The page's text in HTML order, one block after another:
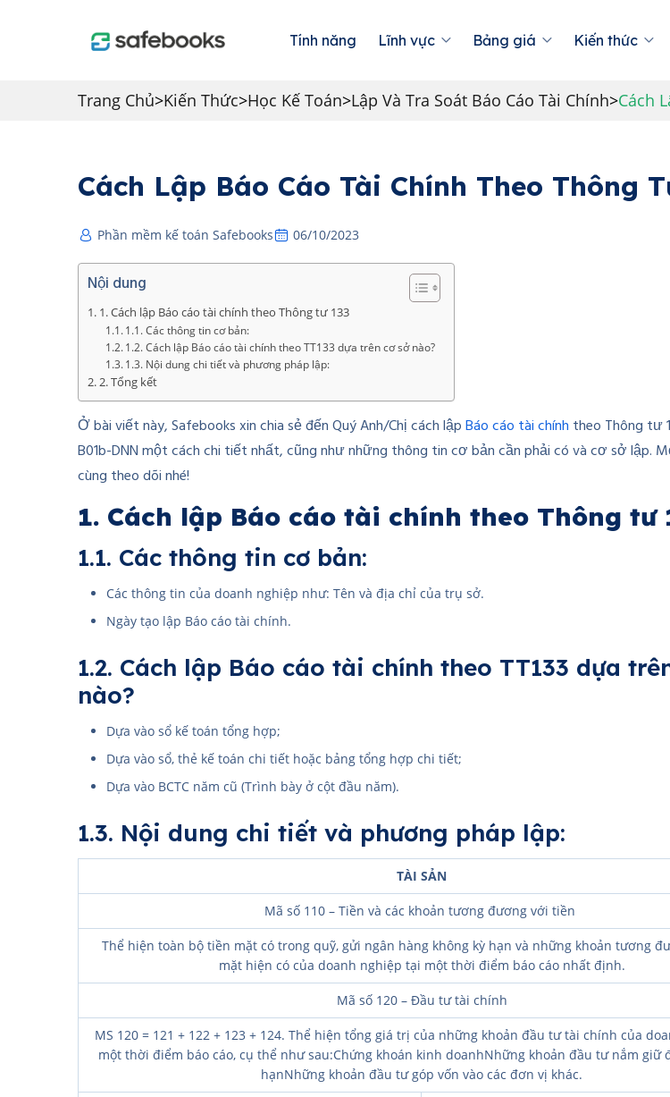
Tính năng Lĩnh vực Bảng giá Kiến thức
Trang Chủ>Kiến Thức>Học Kế Toán>Lập Và Tra Soát Báo Cáo Tài Chính>Cách
Cách Lập Báo Cáo Tài Chính Theo Thông
Phần mềm kế toán Safebooks 06/10/2023
Nội dung
1. Cách lập Báo cáo tài chính theo Thông tư 133
1.1. Các thông tin cơ bản:
1.2. Cách lập Báo cáo tài chính theo TT133 dựa trên cơ sở nào?
1.3. Nội dung chi tiết và phương pháp lập:
2. Tổng kết
Ở bài viết này, Safebooks xin chia sẻ đến Quý Anh/Chị cách lậpBáo cáo tài chính theo Thông tư
B01b-DNN một cách chi tiết nhất, cũng như những thông tin cơ bản cần phải có và cơ sở lập.
cùng theo dõi nhé!
1. Cách lập Báo cáo tài chính theo Thông tư
1.1. Các thông tin cơ bản:
Các thông tin của doanh nghiệp như: Tên và địa chỉ của trụ sở.
Ngày tạo lập Báo cáo tài chính.
1.2. Cách lập Báo cáo tài chính theo TT133 dựa
nào?
Dựa vào sổ kế toán tổng hợp;
Dựa vào sổ, thẻ kế toán chi tiết hoặc bảng tổng hợp chi tiết;
Dựa vào BCTC năm cũ (Trình bày ở cột đầu năm).
1.3. Nội dung chi tiết và phương pháp lập:
TÀI SẢN
Mã số 110 – Tiền và các khoản tương đương với tiền
Thể hiện toàn bộ tiền mặt có trong quỹ, gửi ngân hàng không kỳ hạn và những khoản tương
mặt hiện có của doanh nghiệp tại một thời điểm báo cáo nhất định.
Mã số 120 – Đầu tư tài chính
MS 120 = 121 + 122 + 123 + 124. Thể hiện tổng giá trị của những khoản đầu tư tài chính của
một thời điểm báo cáo, cụ thể như sau:Chứng khoán kinh doanhNhững khoản đầu tư nắm giữ
hạnNhững khoản đầu tư góp vốn vào các đơn vị khác.